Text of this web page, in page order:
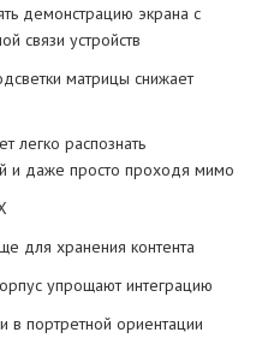
демонстрацию экрана с
связи устройств
матрицы снижает
легко распознать
и даже просто проходя мимо
для хранения контента
упрощают интеграцию
в портретной ориентации